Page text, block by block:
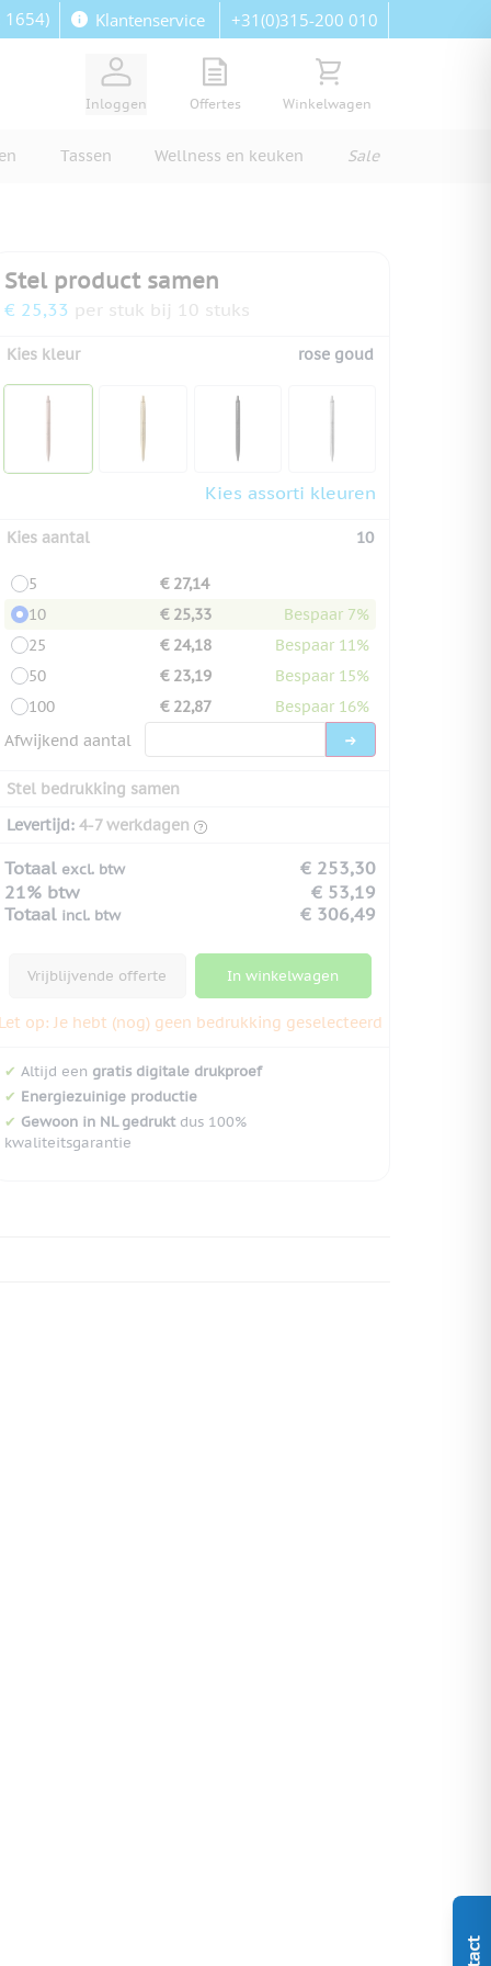
1654) Klantenservice +31(0)315-200 010
Inloggen
View quote, Quote is empty
Offertes
Bekijk winkelwagen,
Winkelwagen
Tassen Wellness en keuken Sale
Stel product samen
€ 25,33 per stuk bij 10 stuks
Kies kleur rose goud
Kies assorti kleuren
Kies aantal 10
5
€ 27,14
10
€ 25,33
Bespaar 7%
25
€ 24,18
Bespaar 11%
50
€ 23,19
Bespaar 15%
100
€ 22,87
Bespaar 16%
Afwijkend aantal
Stel bedrukking samen
Levertijd: 4-7 werkdagen
Totaal excl. btw
€ 253,30
21% btw
€ 53,19
Totaal incl. btw € 306,49
Vrijblijvende offerte In winkelwagen
Let op: Je hebt (nog) geen bedrukking geselecteerd
✔ Altijd een gratis digitale drukproef
✔ Energiezuinige productie
✔ Gewoon in NL gedruktdus 100%
kwaliteitsgarantie